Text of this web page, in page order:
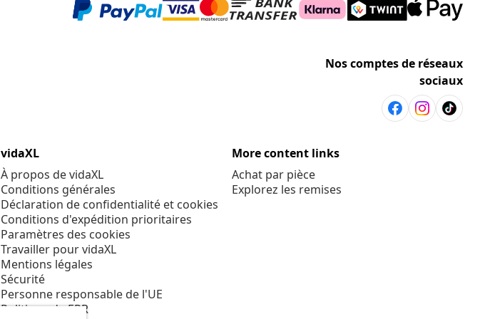
Nos comptes de réseaux
sociaux
vidaXL
À propos de vidaXL
Conditions générales
Déclaration de confidentialité et cookies
Conditions d'expédition prioritaires
Paramètres des cookies
Travailler pour vidaXL
Mentions légales
Sécurité
Personne responsable de l'UE
Politique de EPR
More content links
Achat par pièce
Explorez les remises